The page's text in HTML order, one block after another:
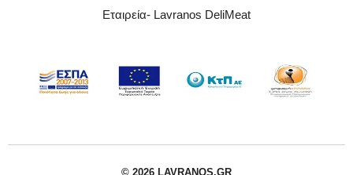
Εταιρεία- Lavranos DeliMeat
© 2026 LAVRANOS.GR